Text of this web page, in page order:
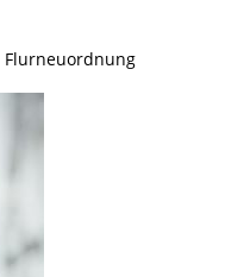
Flurneuordnung